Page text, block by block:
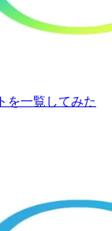
を一覧してみた